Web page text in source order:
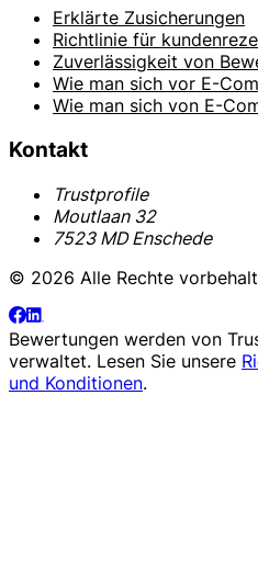
Erklärte Zusicherungen
Richtlinie für
Zuverlässigkeit von
Wie man sich vor E-
Wie man sich von E-
Kontakt
Trustprofile
Moutlaan 32
7523 MD Enschede
© 2026 Alle Rechte
Bewertungen werden von
verwaltet. Lesen Sie unsere
und Konditionen.